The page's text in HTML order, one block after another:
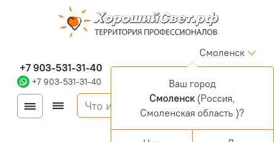
+7 903-531-31-40
+7 903-531-31-40
Смоленск
Войти
Регистрация
Корзина
0 позиций
Ваш город
Смоленск(Россия,
Смоленская область )?